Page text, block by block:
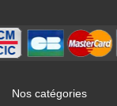
Nos catégories